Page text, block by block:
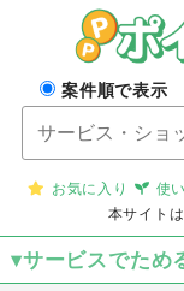
案件順で表示
お気に入り 使
本サイト
▾サービスでため